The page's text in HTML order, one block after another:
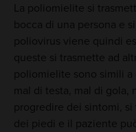
La poliomielite si
bocca di una persona e
poliovirus viene quindi
queste si trasmette ad
poliomielite sono simili
mal di testa, mal di gola,
progredire dei sintomi,
dei piedi e il paziente